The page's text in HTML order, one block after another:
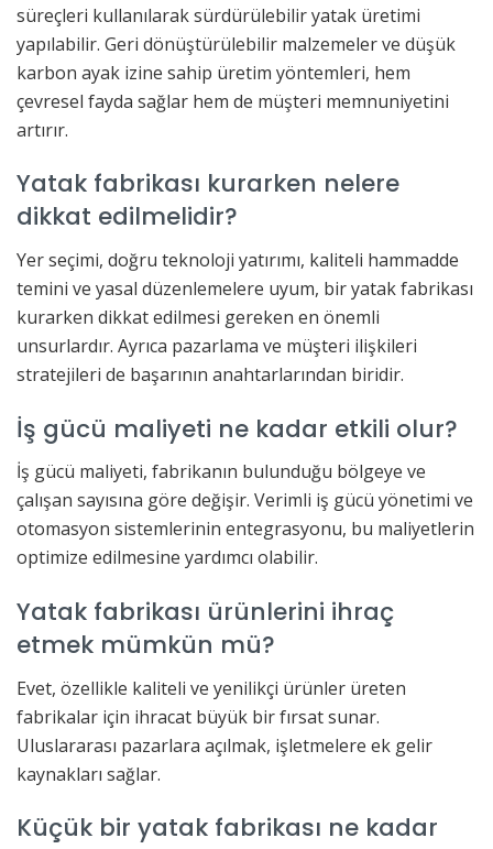
süreçleri kullanılarak sürdürülebilir yatak üretimi
yapılabilir. Geri dönüştürülebilir malzemeler ve düşük
karbon ayak izine sahip üretim yöntemleri, hem
çevresel fayda sağlar hem de müşteri memnuniyetini
artırır.
Yatak fabrikası kurarken nelere
dikkat edilmelidir?
Yer seçimi, doğru teknoloji yatırımı, kaliteli hammadde
temini ve yasal düzenlemelere uyum, bir yatak fabrikası
kurarken dikkat edilmesi gereken en önemli
unsurlardır. Ayrıca pazarlama ve müşteri ilişkileri
stratejileri de başarının anahtarlarından biridir.
İş gücü maliyeti ne kadar etkili olur?
İş gücü maliyeti, fabrikanın bulunduğu bölgeye ve
çalışan sayısına göre değişir. Verimli iş gücü yönetimi ve
otomasyon sistemlerinin entegrasyonu, bu maliyetlerin
optimize edilmesine yardımcı olabilir.
Yatak fabrikası ürünlerini ihraç
etmek mümkün mü?
Evet, özellikle kaliteli ve yenilikçi ürünler üreten
fabrikalar için ihracat büyük bir fırsat sunar.
Uluslararası pazarlara açılmak, işletmelere ek gelir
kaynakları sağlar.
Küçük bir yatak fabrikası ne kadar